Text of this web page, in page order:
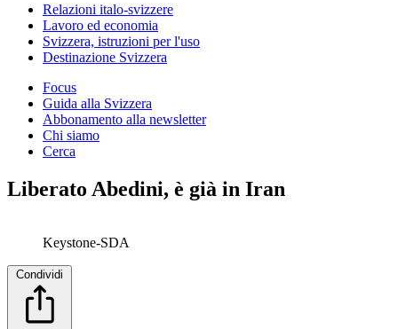
Relazioni italo-svizzere
Lavoro ed economia
Svizzera, istruzioni per l'uso
Destinazione Svizzera
Focus
Guida alla Svizzera
Abbonamento alla newsletter
Chi siamo
Cerca
Liberato Abedini, è già in Iran
Keystone-SDA
Condividi